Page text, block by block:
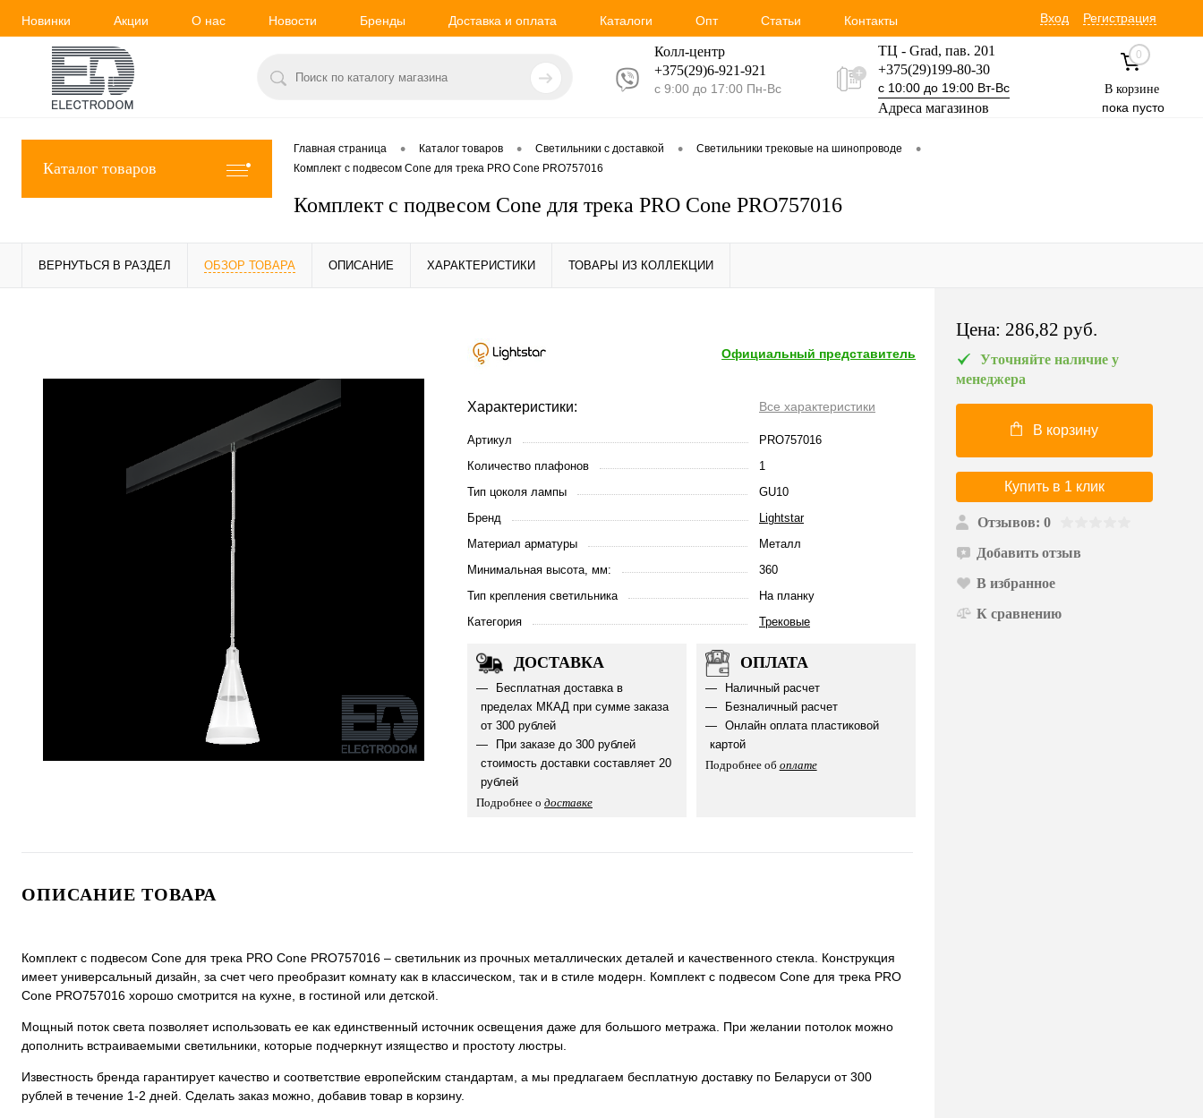
Новинки Акции О нас Новости Бренды Доставка и оплата Каталоги Опт Статьи Контакты Вход Регистрация
Колл-центр
+375(29)6-921-921
с 9:00 до 17:00 Пн-Вс
ТЦ - Grad, пав. 201
+375(29)199-80-30
с 10:00 до 19:00 Вт-Вс
Адреса магазинов
+375(29)354-30-60
0
В корзине
пока пусто
Каталог товаров
Главная страница • Каталог товаров • Светильники с доставкой • Светильники трековые на шинопроводе •
Комплект с подвесом Cone для трека PRO Cone PRO757016
Комплект с подвесом Cone для трека PRO Cone PRO757016
ВЕРНУТЬСЯ В РАЗДЕЛ ОБЗОР ТОВАРА ОПИСАНИЕ ХАРАКТЕРИСТИКИ ТОВАРЫ ИЗ КОЛЛЕКЦИИ
Официальный представитель
Характеристики: Все характеристики
Артикул
PRO757016
Количество плафонов
1
Тип цоколя лампы
GU10
Бренд
Lightstar
Материал арматуры
Металл
Минимальная высота, мм:
360
Тип крепления светильника
На планку
Категория
Трековые
ДОСТАВКА
Бесплатная доставка в
пределах МКАД при сумме заказа
от 300 рублей
При заказе до 300 рублей
стоимость доставки составляет 20
рублей
Подробнее о доставке
ОПЛАТА
Наличный расчет
Безналичный расчет
Онлайн оплата пластиковой
картой
Подробнее об оплате
ОПИСАНИЕ ТОВАРА
Комплект с подвесом Cone для трека PRO Cone PRO757016 – светильник из прочных металлических деталей и качественного стекла. Конструкция
имеет универсальный дизайн, за счет чего преобразит комнату как в классическом, так и в стиле модерн. Комплект с подвесом Cone для трека PRO
Cone PRO757016 хорошо смотрится на кухне, в гостиной или детской.
Мощный поток света позволяет использовать ее как единственный источник освещения даже для большого метража. При желании потолок можно
дополнить встраиваемыми светильники, которые подчеркнут изящество и простоту люстры.
Известность бренда гарантирует качество и соответствие европейским стандартам, а мы предлагаем бесплатную доставку по Беларуси от 300
рублей в течение 1-2 дней. Сделать заказ можно, добавив товар в корзину.
Цена: 286,82 pуб.
Уточняйте наличие у
менеджера
В корзину
Купить в 1 клик
Отзывов: 0
Добавить отзыв
В избранное
К сравнению